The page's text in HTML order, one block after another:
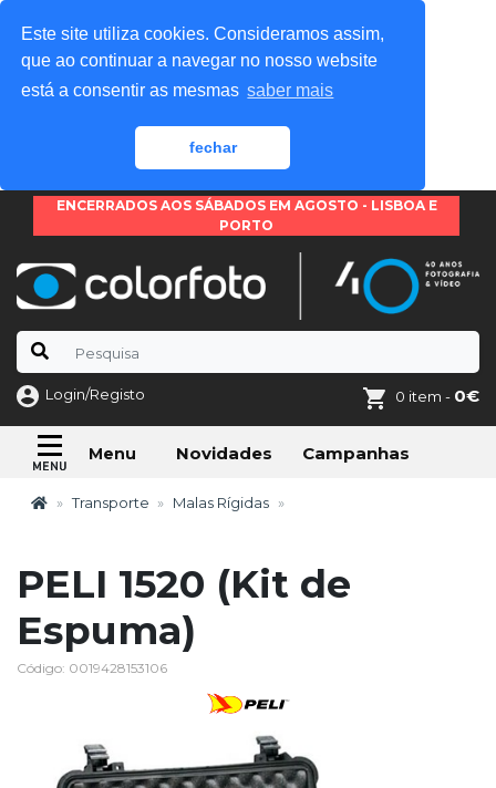
Este site utiliza cookies. Consideramos assim,
que ao continuar a navegar no nosso website
está a consentir as mesmas saber mais
fechar
ENCERRADOS AOS SÁBADOS EM AGOSTO - LISBOA E
PORTO
Login/Registo 0 item - 0€
Menu Novidades Campanhas
Transporte Malas Rígidas
PELI 1520 (Kit de
Espuma)
Código: 0019428153106